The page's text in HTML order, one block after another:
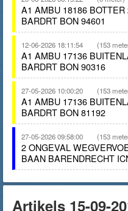
A1 AMBU 18186
BARDRT BON 94601
12-06-2026 18:11:54 (153
A1 AMBU 17136
BARDRT BON 90316
27-05-2026 10:00:20 (153
A1 AMBU 17136
BARDRT BON 81192
27-05-2026 09:58:00 (153
2 ONGEVAL
BAAN BARENDRECHT
Artikels 15-09-